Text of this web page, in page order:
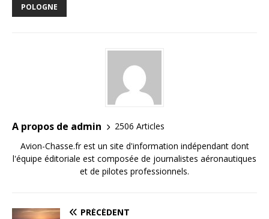
POLOGNE
A propos de admin
2506 Articles
Avion-Chasse.fr est un site d'information indépendant dont
l'équipe éditoriale est composée de journalistes aéronautiques
et de pilotes professionnels.
PRÉCÉDENT